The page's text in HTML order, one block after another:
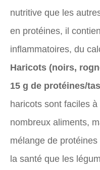
nutritive que les
en protéines, il
inflammatoires, du
Haricots (noirs,
15 g de protéines/
haricots sont faciles
nombreux aliments,
mélange de
la santé que les